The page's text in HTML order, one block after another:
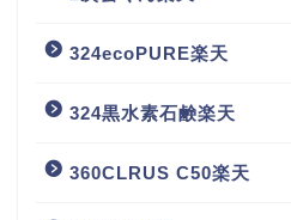
324ecoPURE楽天
324黒水素石鹸楽天
360CLRUS C50楽天